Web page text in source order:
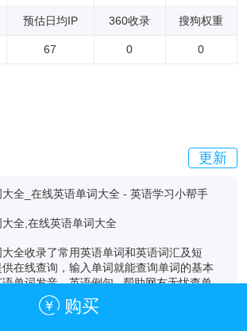
预估日均IP 360收录 搜狗权重
67 0 0
更新
全_在线英语单词大全 - 英语学习小帮手
全,在线英语单词大全
全收录了常用英语单词和英语词汇及短
在线查询，输入单词就能查询单词的基本
单词发音、英语例句...帮助网友无忧查单
将不断更新新的单词，欢迎大家使用！单词
十分简单！
购买